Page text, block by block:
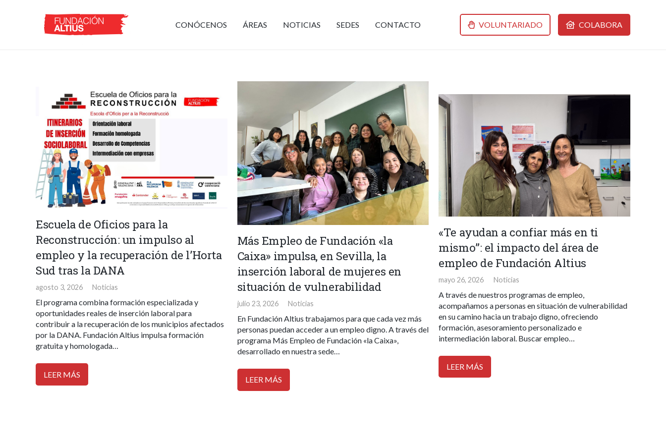
CONÓCENOS ÁREAS NOTICIAS SEDES CONTACTO VOLUNTARIADO COLABORA
Escuela de Oficios para la
Reconstrucción: un impulso al
empleo y la recuperación de l’Horta
Sud tras la DANA
agosto 3, 2026 Noticias
El programa combina formación especializada y
oportunidades reales de inserción laboral para
contribuir a la recuperación de los municipios afectados
por la DANA. Fundación Altius impulsa formación
gratuita y homologada…
LEER MÁS
Más Empleo de Fundación «la
Caixa» impulsa, en Sevilla, la
inserción laboral de mujeres en
situación de vulnerabilidad
julio 23, 2026 Noticias
En Fundación Altius trabajamos para que cada vez más
personas puedan acceder a un empleo digno. A través del
programa Más Empleo de Fundación «la Caixa»,
desarrollado en nuestra sede…
LEER MÁS
«Te ayudan a confiar más en ti
mismo”: el impacto del área de
empleo de Fundación Altius
mayo 26, 2026 Noticias
A través de nuestros programas de empleo,
acompañamos a personas en situación de vulnerabilidad
en su camino hacia un trabajo digno, ofreciendo
formación, asesoramiento personalizado e
intermediación laboral. Buscar empleo…
LEER MÁS